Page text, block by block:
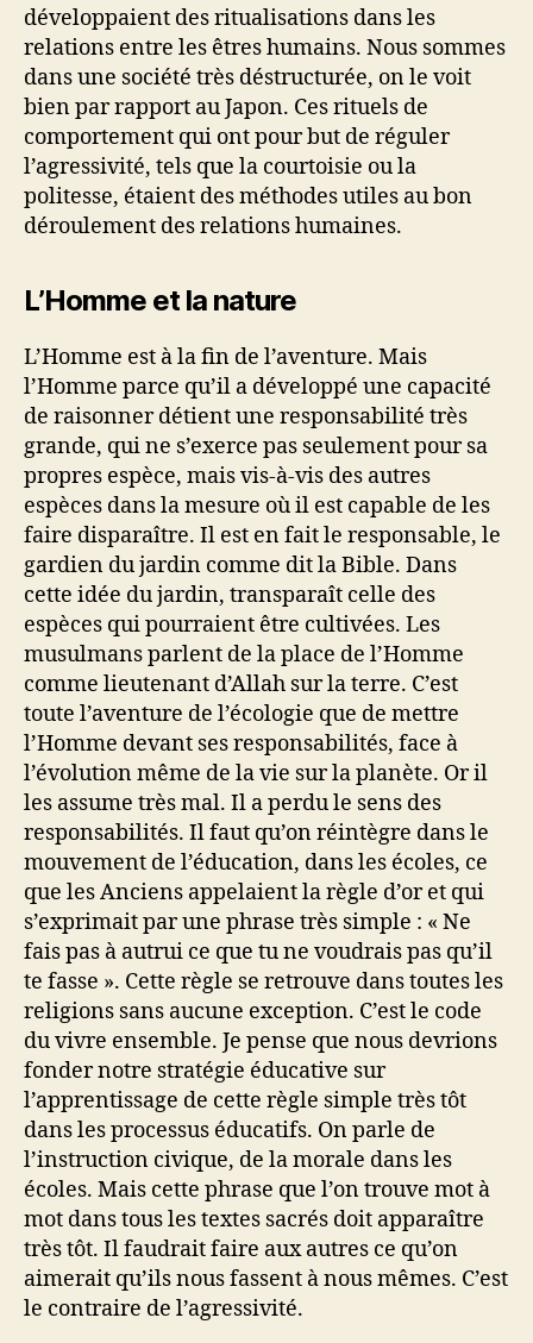
développaient des ritualisations dans les
relations entre les êtres humains. Nous sommes
dans une société très déstructurée, on le voit
bien par rapport au Japon. Ces rituels de
comportement qui ont pour but de réguler
l’agressivité, tels que la courtoisie ou la
politesse, étaient des méthodes utiles au bon
déroulement des relations humaines.
L’Homme et la nature
L’Homme est à la fin de l’aventure. Mais
l’Homme parce qu’il a développé une capacité
de raisonner détient une responsabilité très
grande, qui ne s’exerce pas seulement pour sa
propres espèce, mais vis-à-vis des autres
espèces dans la mesure où il est capable de les
faire disparaître. Il est en fait le responsable, le
gardien du jardin comme dit la Bible. Dans
cette idée du jardin, transparaît celle des
espèces qui pourraient être cultivées. Les
musulmans parlent de la place de l’Homme
comme lieutenant d’Allah sur la terre. C’est
toute l’aventure de l’écologie que de mettre
l’Homme devant ses responsabilités, face à
l’évolution même de la vie sur la planète. Or il
les assume très mal. Il a perdu le sens des
responsabilités. Il faut qu’on réintègre dans le
mouvement de l’éducation, dans les écoles, ce
que les Anciens appelaient la règle d’or et qui
s’exprimait par une phrase très simple : « Ne
fais pas à autrui ce que tu ne voudrais pas qu’il
te fasse ». Cette règle se retrouve dans toutes les
religions sans aucune exception. C’est le code
du vivre ensemble. Je pense que nous devrions
fonder notre stratégie éducative sur
l’apprentissage de cette règle simple très tôt
dans les processus éducatifs. On parle de
l’instruction civique, de la morale dans les
écoles. Mais cette phrase que l’on trouve mot à
mot dans tous les textes sacrés doit apparaître
très tôt. Il faudrait faire aux autres ce qu’on
aimerait qu’ils nous fassent à nous mêmes. C’est
le contraire de l’agressivité.